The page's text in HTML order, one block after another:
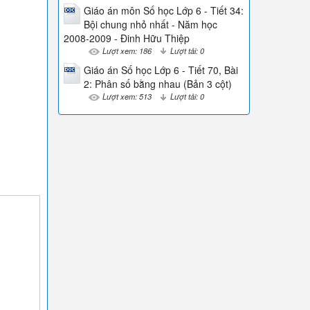
Giáo án môn Số học Lớp 6 - Tiết 34:
Bội chung nhỏ nhất - Năm học
2008-2009 - Đinh Hữu Thiệp
Lượt xem: 186 Lượt tải: 0
Giáo án Số học Lớp 6 - Tiết 70, Bài
2: Phân số bằng nhau (Bản 3 cột)
Lượt xem: 513 Lượt tải: 0